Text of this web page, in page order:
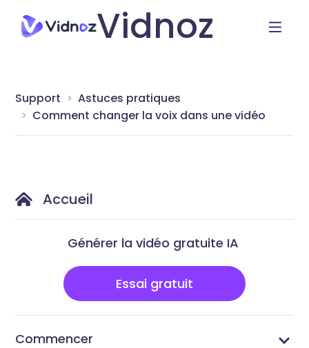
Vidnoz
Support
Astuces pratiques
Comment changer la voix dans une vidéo
Accueil
Générer la vidéo gratuite IA
Essai gratuit
Commencer